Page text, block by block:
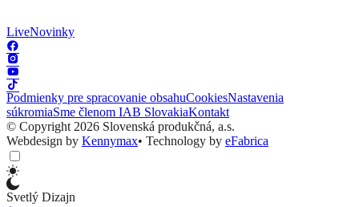
LiveNovinky
Podmienky pre spracovanie obsahuCookiesNastavenia
súkromiaSme členom IAB SlovakiaKontakt
© Copyright 2026 Slovenská produkčná, a.s.
Webdesign by Kennymax• Technology by eFabrica
Svetlý Dizajn